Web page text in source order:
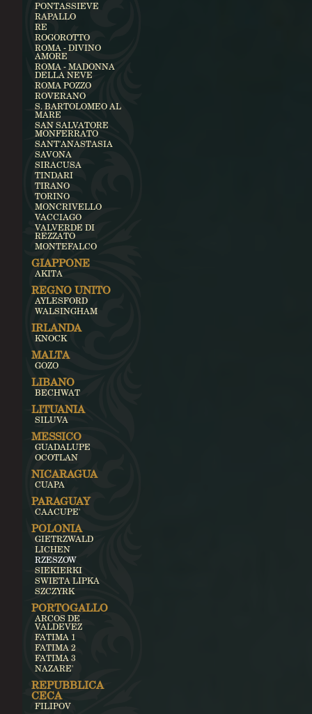
PONTASSIEVE
RAPALLO
RE
ROGOROTTO
ROMA - DIVINO
AMORE
ROMA - MADONNA
DELLA NEVE
ROMA POZZO
ROVERANO
S. BARTOLOMEO AL
MARE
SAN SALVATORE
MONFERRATO
SANT'ANASTASIA
SAVONA
SIRACUSA
TINDARI
TIRANO
TORINO
MONCRIVELLO
VACCIAGO
VALVERDE DI
REZZATO
MONTEFALCO
GIAPPONE
AKITA
REGNO UNITO
AYLESFORD
WALSINGHAM
IRLANDA
KNOCK
MALTA
GOZO
LIBANO
BECHWAT
LITUANIA
SILUVA
MESSICO
GUADALUPE
OCOTLAN
NICARAGUA
CUAPA
PARAGUAY
CAACUPE'
POLONIA
GIETRZWALD
LICHEN
RZESZOW
SIEKIERKI
SWIETA LIPKA
SZCZYRK
PORTOGALLO
ARCOS DE
VALDEVEZ
FATIMA 1
FATIMA 2
FATIMA 3
NAZARE'
REPUBBLICA
CECA
FILIPOV